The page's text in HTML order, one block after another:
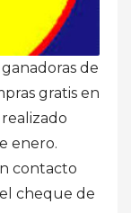
de
gratis en
enero.
contacto
cheque de